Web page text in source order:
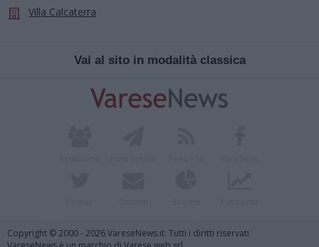
Villa Calcaterra
Vai al sito in modalità classica
Copyright © 2000 - 2026 VareseNews.it. Tutti i diritti riservati